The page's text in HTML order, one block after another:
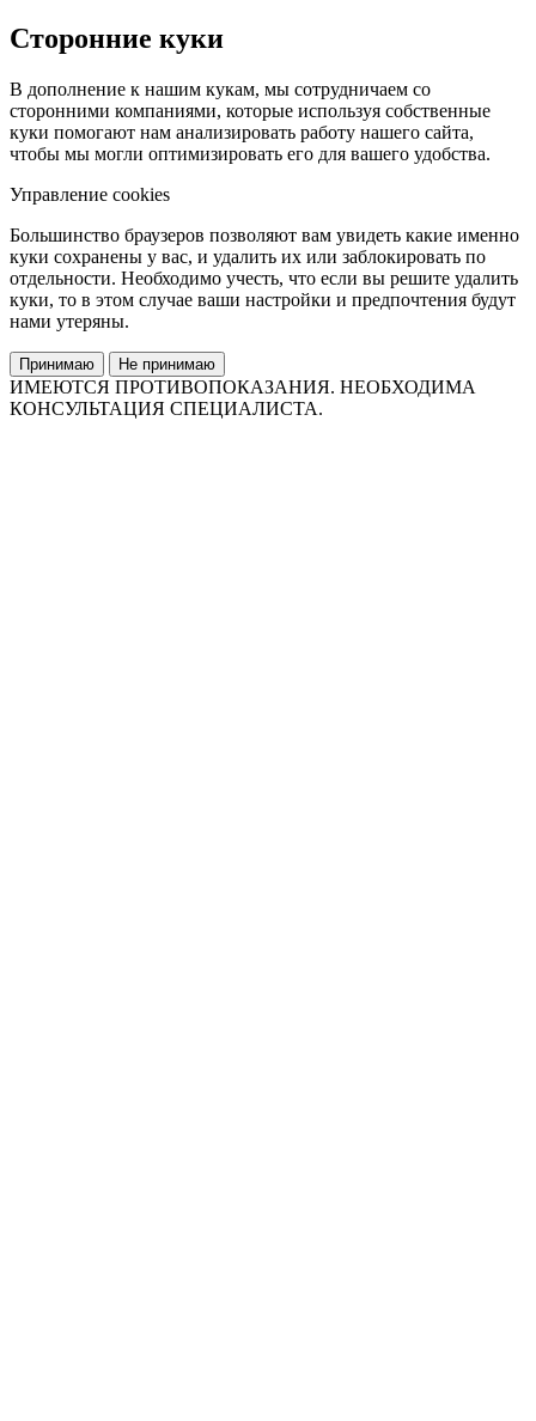
Сторонние куки
В дополнение к нашим кукам, мы сотрудничаем со
сторонними компаниями, которые используя собственные
куки помогают нам анализировать работу нашего сайта,
чтобы мы могли оптимизировать его для вашего удобства.
Управление cookies
Большинство браузеров позволяют вам увидеть какие именно
куки сохранены у вас, и удалить их или заблокировать по
отдельности. Необходимо учесть, что если вы решите удалить
куки, то в этом случае ваши настройки и предпочтения будут
нами утеряны.
Принимаю Не принимаю
ИМЕЮТСЯ ПРОТИВОПОКАЗАНИЯ. НЕОБХОДИМА
КОНСУЛЬТАЦИЯ СПЕЦИАЛИСТА.